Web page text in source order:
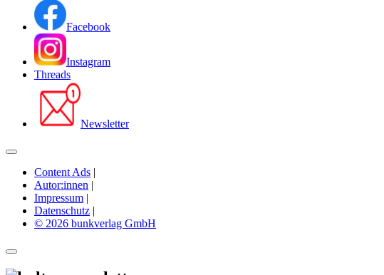
Facebook
Instagram
Threads
Newsletter
Content Ads |
Autor:innen |
Impressum |
Datenschutz |
© 2026 bunkverlag GmbH